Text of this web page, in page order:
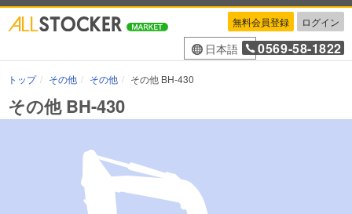
無料会員登録 ログイン
日本語 0569-58-1822
トップ その他 その他 その他 BH-430
その他 BH-430